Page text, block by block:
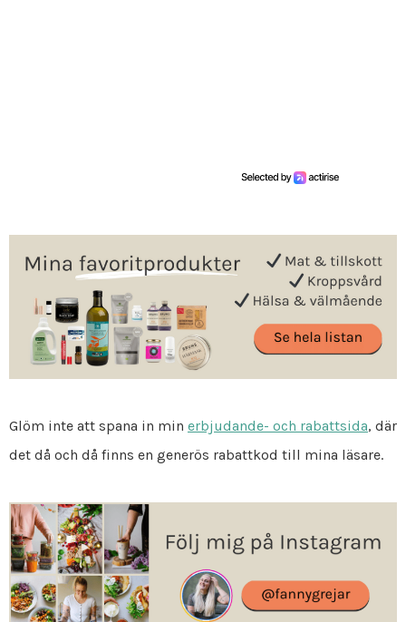
Glöm inte att spana in min erbjudande- och rabattsida, där
det då och då finns en generös rabattkod till mina läsare.